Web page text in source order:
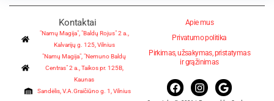
Kontaktai
"Namų Magija", "Baldų Rojus" 2 a.,
Kalvarijų g. 125, Vilnius
"Namų Magija", "Nemuno Baldų
Centras" 2 a., Taikos pr. 125B,
Kaunas
Sandėlis, V.A.Graičiūno g. 1, Vilnius
Apie mus
Privatumo politika
Pirkimas, užsakymas, pristatymas
ir grąžinimas